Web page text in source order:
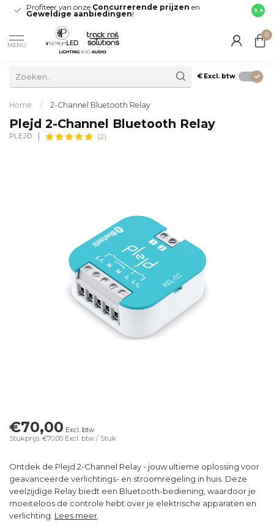
Profiteer van onze Concurrerende prijzen en
Geweldige aanbiedingen! direct
9.4
MENU
0
€ Excl. btw
Home / 2-Channel Bluetooth Relay
Plejd 2-Channel Bluetooth Relay
PLEJD (2)
€70,00 Excl. btw
Stukprijs: €70,00 Excl. btw / Stuk
Ontdek de Plejd 2-Channel Relay - jouw ultieme oplossing voor
geavanceerde verlichtings- en stroomregeling in huis. Deze
veelzijdige Relay biedt een Bluetooth-bediening, waardoor je
moeiteloos de controle hebt over je elektrische apparaten en
verlichting. Lees meer